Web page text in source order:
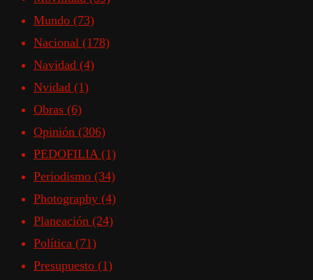
Mundo (73)
Nacional (178)
Navidad (4)
Nvidad (1)
Obras (6)
Opinión (306)
PEDOFILIA (1)
Periodismo (34)
Photography (4)
Planeación (24)
Política (71)
Presupuesto (1)